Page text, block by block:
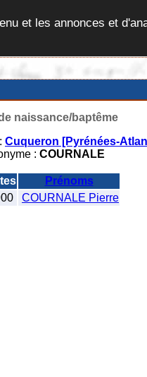
et les annonces et
naissance/baptême
Cuqueron [Pyrénées-
: COURNALE
Prénoms
COURNALE Pierre